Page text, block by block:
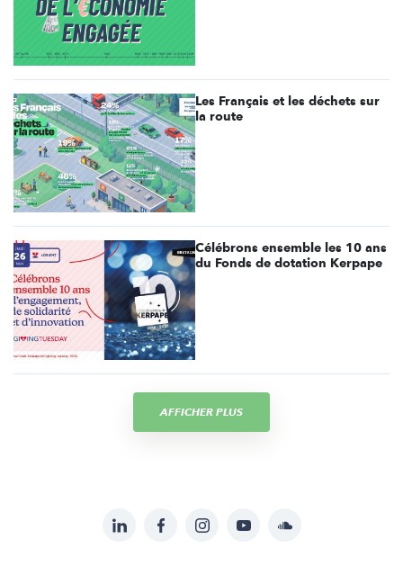
Les Français et les déchets sur
la route
Célébrons ensemble les 10 ans
du Fonds de dotation Kerpape
AFFICHER PLUS
LinkedInFacebookInstagramYouTubeSoundcloud